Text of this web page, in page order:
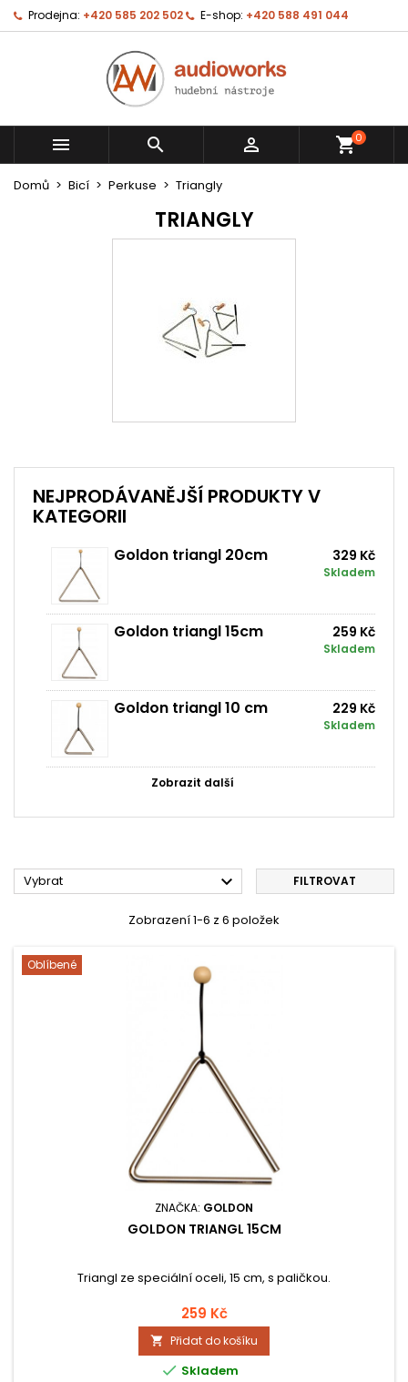
Prodejna: +420 585 202 502 E-shop: +420 588 491 044
   shopping_cart0
Domů Bicí Perkuse Triangly
TRIANGLY
NEJPRODÁVANĚJŠÍ PRODUKTY V
KATEGORII
Goldon triangl 20cm 329 Kč
Skladem
Goldon triangl 15cm 259 Kč
Skladem
Goldon triangl 10 cm 229 Kč
Skladem
Zobrazit další
Vybrat  FILTROVAT
Zobrazení 1-6 z 6 položek
Oblíbené
ZNAČKA: GOLDON
GOLDON TRIANGL 15CM
Triangl ze speciální oceli, 15 cm, s paličkou.
259 Kč
 Přidat do košíku
 Skladem